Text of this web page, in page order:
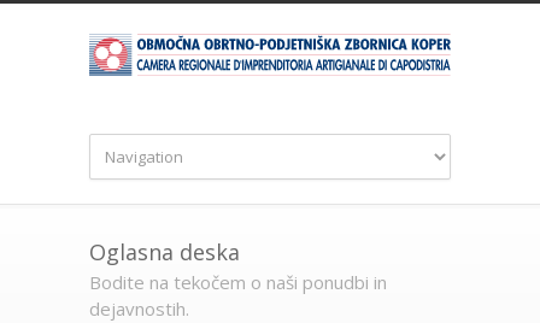
Oglasna deska
Bodite na tekočem o naši ponudbi in
dejavnostih.